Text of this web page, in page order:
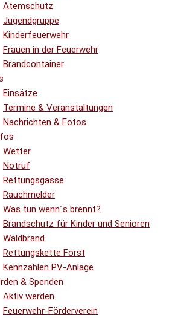
Atemschutz
Jugendgruppe
Kinderfeuerwehr
Frauen in der Feuerwehr
Brandcontainer
Einsätze
Termine & Veranstaltungen
Nachrichten & Fotos
Wetter
Notruf
Rettungsgasse
Rauchmelder
Was tun wenn´s brennt?
Brandschutz für Kinder und Senioren
Waldbrand
Rettungskette Forst
Kennzahlen PV-Anlage
& Spenden
Aktiv werden
Feuerwehr-Förderverein